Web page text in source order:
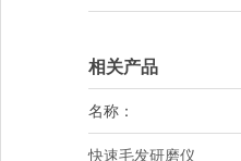
相关产品
名称：
快速毛发研磨仪